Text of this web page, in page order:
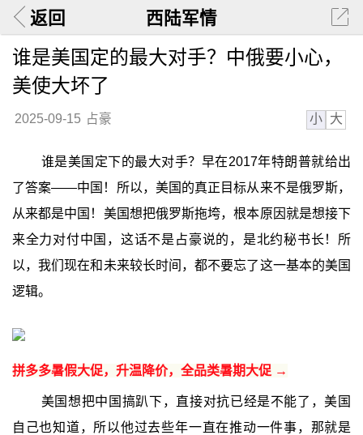
返回 西陆军情
谁是美国定的最大对手？中俄要小心，
美使大坏了
2025-09-15 占豪 小 大
谁是美国定下的最大对手？早在2017年特朗普就给出
了答案——中国！所以，美国的真正目标从来不是俄罗斯，
从来都是中国！美国想把俄罗斯拖垮，根本原因就是想接下
来全力对付中国，这话不是占豪说的，是北约秘书长！所
以，我们现在和未来较长时间，都不要忘了这一基本的美国
逻辑。
拼多多暑假大促，升温降价，全品类暑期大促 →
美国想把中国搞趴下，直接对抗已经是不能了，美国
自己也知道，所以他过去些年一直在推动一件事，那就是